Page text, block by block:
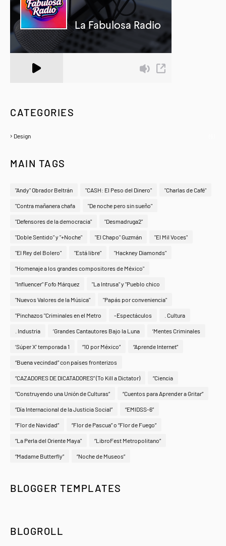
CATEGORIES
Design
MAIN TAGS
"Andy" Obrador Beltrán "CASH: El Peso del Dinero" "Charlas de Café"
"Contra mañanera chafa "De noche pero sin sueño"
"Defensores de la democracia" "Desmadruga2"
"Doble Sentido" y "+Noche" "El Chapo" Guzmán "El Mil Voces"
"El Rey del Bolero" "Está libre" "Hackney Diamonds"
"Homenaje a los grandes compositores de México"
"Influencer" Fofo Márquez "La Intrusa" y "Pueblo chico
"Nuevos Valores de la Música" "Papás por conveniencia"
"Pinchazos "Criminales en el Metro -Espectáculos . Cultura
. Industria ‘Grandes Cantautores Bajo la Luna ‘Mentes Criminales
‘Súper X’ temporada 1 “10 por México” “Aprende Internet”
“Buena vecindad” con países fronterizos
“CAZADORES DE DICATADORES” (To Kill a Dictator) “Ciencia
“Construyendo una Unión de Culturas” “Cuentos para Aprender a Gritar”
“Día Internacional de la Justicia Social” “EMIDSS-6”
“Flor de Navidad” “Flor de Pascua” o “Flor de Fuego”
“La Perla del Oriente Maya" “LibroFest Metropolitano”
“Madame Butterfly” “Noche de Museos”
BLOGGER TEMPLATES
BLOGROLL